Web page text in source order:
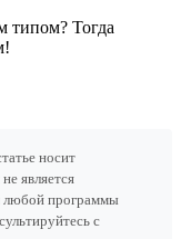
типом? Тогда
носит
является
любой программы
с